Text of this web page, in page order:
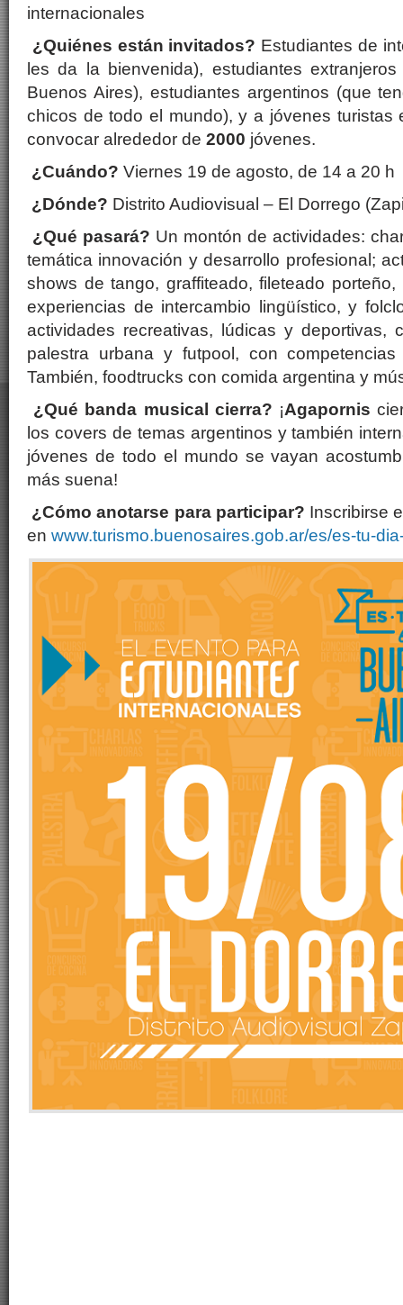
internacionales
¿Quiénes están invitados? Estudiantes de
les da la bienvenida), estudiantes
Buenos Aires), estudiantes argentinos (que
chicos de todo el mundo), y a jóvenes turistas
convocar alrededor de 2000 jóvenes.
¿Cuándo? Viernes 19 de agosto, de 14 a 20 h
¿Dónde? Distrito Audiovisual – El Dorrego
¿Qué pasará? Un montón de actividades:
temática innovación y desarrollo profesional;
shows de tango, graffiteado, fileteado
experiencias de intercambio lingüístico, y
actividades recreativas, lúdicas y deportivas,
palestra urbana y futpool, con
También, foodtrucks con comida argentina y
¿Qué banda musical cierra? ¡Agapornis
los covers de temas argentinos y también
jóvenes de todo el mundo se vayan
más suena!
¿Cómo anotarse para participar? Inscribirse
en www.turismo.buenosaires.gob.ar/es/es-tu-